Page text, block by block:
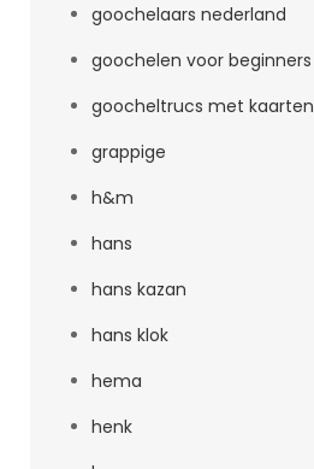
goochelaars nederland
goochelen voor beginners
goocheltrucs met kaarten
grappige
h&m
hans
hans kazan
hans klok
hema
henk